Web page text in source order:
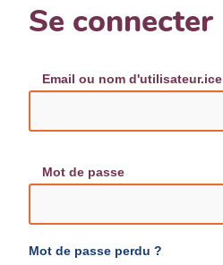
Se connecter
Email ou nom d'utilisateur.ice
Mot de passe
Mot de passe perdu ?